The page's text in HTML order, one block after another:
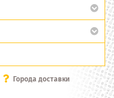
Города доставки